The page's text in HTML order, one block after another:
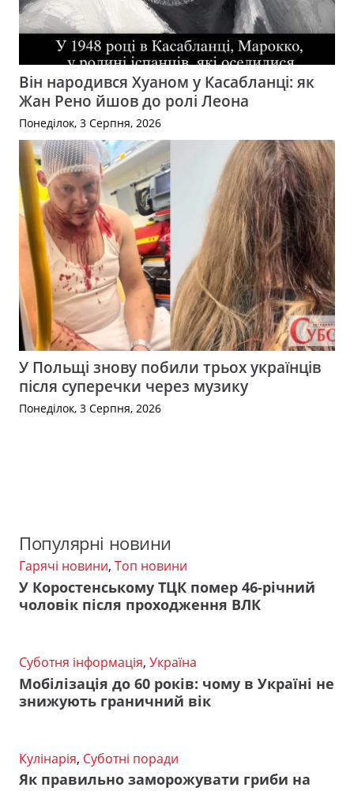
Він народився Хуаном у Касабланці: як
Жан Рено йшов до ролі Леона
Понеділок, 3 Серпня, 2026
У Польщі знову побили трьох українців
після суперечки через музику
Понеділок, 3 Серпня, 2026
Популярні новини
Гарячі новини, Топ новини
У Коростенському ТЦК помер 46-річний
чоловік після проходження ВЛК
Суботня інформація, Україна
Мобілізація до 60 років: чому в Україні не
знижують граничний вік
Кулінарія, Суботні поради
Як правильно заморожувати гриби на